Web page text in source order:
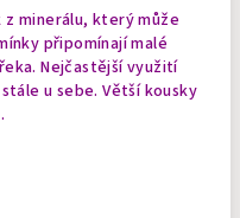
minerálu, který může
připomínají malé
Nejčastější využití
u sebe. Větší kousky